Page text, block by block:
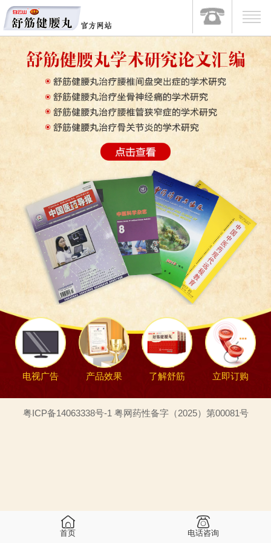
电视广告 产品效果 了解舒筋 立即订购
粤ICP备14063338号-1 粤网药性备字（2025）第00081号
首页 电话咨询